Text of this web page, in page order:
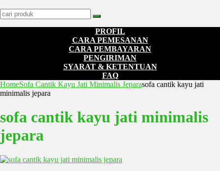
PROFIL
CARA PEMESANAN
CARA PEMBAYARAN
PENGIRIMAN
SYARAT & KETENTUAN
FAQ
HomeSofa Cantik Kayu Jati Minimalis Jeparasofa cantik kayu jati
minimalis jepara
sofa cantik kayu jati minimalis
jepara